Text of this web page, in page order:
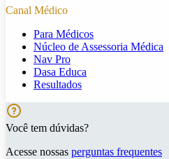
Canal Médico
Para Médicos
Núcleo de Assessoria Médica
Nav Pro
Dasa Educa
Resultados
Você tem dúvidas?
Acesse nossas perguntas frequentes